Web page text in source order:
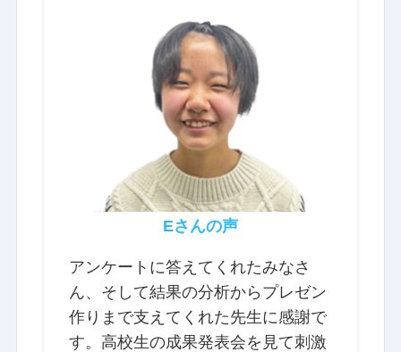
Eさんの声
アンケートに答えてくれたみなさ
ん、そして結果の分析からプレゼン
作りまで支えてくれた先生に感謝で
す。高校生の成果発表会を見て刺激